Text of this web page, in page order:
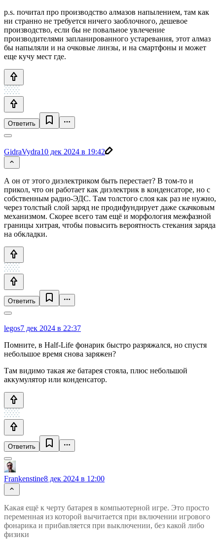
p.s. почитал про производство алмазов напылением, там как
ни странно не требуется ничего заоблочного, дешевое
производство, если бы не повальное увлечение
производителями запланированного устаревания, этот алмаз
бы напыляли и на очковые линзы, и на смартфоны и может
еще кучу мест где.
Ответить
GidraVydra10 дек 2024 в 19:42
А он от этого диэлектриком быть перестает? В том-то и
прикол, что он работает как диэлектрик в конденсаторе, но с
собственным радио-ЭДС. Там толстого слоя как раз не нужно,
через толстый слой заряд не продифундирует даже скачковым
механизмом. Скорее всего там ещё и морфология межфазной
границы хитрая, чтобы повысить вероятность стекания заряда
на обкладки.
Ответить
legos7 дек 2024 в 22:37
Помните, в Half-Life фонарик быстро разряжался, но спустя
небольшое время снова заряжен?
Там видимо такая же батарея стояла, плюс небольшой
аккумулятор или конденсатор.
Ответить
Frankenstine8 дек 2024 в 12:00
Какая ещё к черту батарея в компьютерной игре. Это просто
переменная из которой вычитается при включении игрового
фонарика и прибавляется при выключении, без какой либо
физики